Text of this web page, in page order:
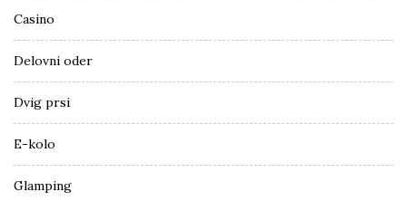
Casino
Delovni oder
Dvig prsi
E-kolo
Glamping